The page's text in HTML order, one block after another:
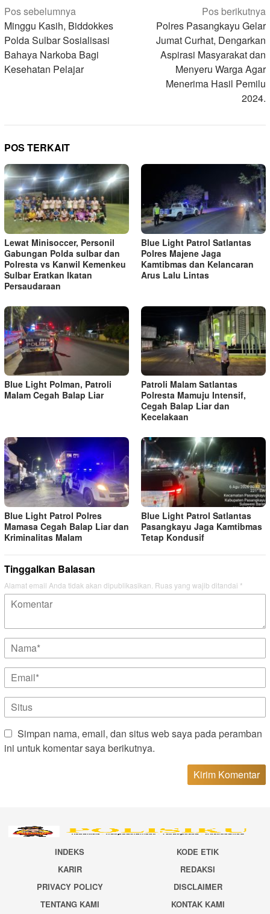
Navigasi
pos
Pos sebelumnya
Minggu Kasih, Biddokkes
Polda Sulbar Sosialisasi
Bahaya Narkoba Bagi
Kesehatan Pelajar
Pos berikutnya
Polres Pasangkayu Gelar
Jumat Curhat, Dengarkan
Aspirasi Masyarakat dan
Menyeru Warga Agar
Menerima Hasil Pemilu
2024.
POS TERKAIT
Lewat Minisoccer, Personil
Gabungan Polda sulbar dan
Polresta vs Kanwil Kemenkeu
Sulbar Eratkan Ikatan
Persaudaraan
Blue Light Patrol Satlantas
Polres Majene Jaga
Kamtibmas dan Kelancaran
Arus Lalu Lintas
Blue Light Polman, Patroli
Malam Cegah Balap Liar
Patroli Malam Satlantas
Polresta Mamuju Intensif,
Cegah Balap Liar dan
Kecelakaan
Blue Light Patrol Polres
Mamasa Cegah Balap Liar dan
Kriminalitas Malam
Blue Light Patrol Satlantas
Pasangkayu Jaga Kamtibmas
Tetap Kondusif
Tinggalkan Balasan
Alamat email Anda tidak akan dipublikasikan. Ruas yang wajib ditandai *
Simpan nama, email, dan situs web saya pada peramban
ini untuk komentar saya berikutnya.
INDEKS
KODE ETIK
KARIR
REDAKSI
PRIVACY POLICY
DISCLAIMER
TENTANG KAMI
KONTAK KAMI